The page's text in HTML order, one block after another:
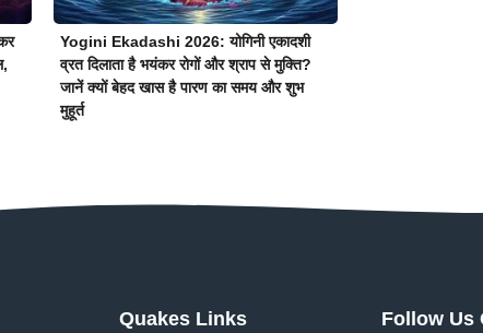
Yogini Ekadashi 2026: योगिनी एकादशी
व्रत दिलाता है भयंकर रोगों और श्राप से मुक्ति?
जानें क्यों बेहद खास है पारण का समय और शुभ
मुहूर्त
Quakes Links Follow Us